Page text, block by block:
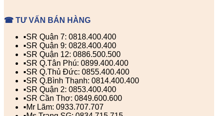
☎ TƯ VẤN BÁN HÀNG
▪️SR Quận 7: 0818.400.400
▪️SR Quận 9: 0828.400.400
▪️SR Quận 12: 0886.500.500
▪️SR Q.Tân Phú: 0899.400.400
▪️SR Q.Thủ Đức: 0855.400.400
▪️SR Q.Bình Thạnh: 0814.400.400
▪️SR Quận 2: 0853.400.400
▪️SR Cần Thơ: 0849.600.600
▪️Mr Lãm: 0933.707.707